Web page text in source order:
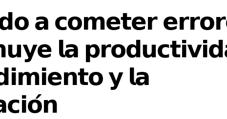
Vida
𝗘𝗹 𝗺𝗶𝗲𝗱𝗼 𝗮 𝗰𝗼𝗺𝗲𝘁𝗲𝗿 𝗲𝗿𝗿𝗼𝗿𝗲𝘀 𝗱𝗶𝘀𝗺𝗶𝗻𝘂𝘆𝗲 𝗹𝗮
𝗶𝗻𝗻𝗼𝘃𝗮𝗰𝗶𝗼́𝗻
𝗮 𝗰𝗼𝗺𝗲𝘁𝗲𝗿
𝗹𝗮
𝘆 𝗹𝗮